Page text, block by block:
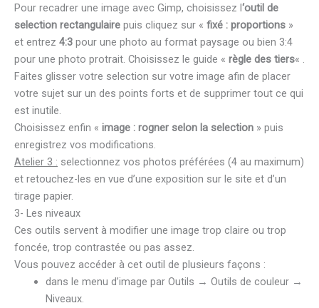
Pour recadrer une image avec Gimp, choisissez l‘outil de
selection rectangulaire puis cliquez sur « fixé : proportions »
et entrez 4:3 pour une photo au format paysage ou bien 3:4
pour une photo protrait. Choisissez le guide « règle des tiers« .
Faites glisser votre selection sur votre image afin de placer
votre sujet sur un des points forts et de supprimer tout ce qui
est inutile.
Choisissez enfin « image : rogner selon la selection » puis
enregistrez vos modifications.
Atelier 3 : selectionnez vos photos préférées (4 au maximum)
et retouchez-les en vue d’une exposition sur le site et d’un
tirage papier.
3- Les niveaux
Ces outils servent à modifier une image trop claire ou trop
foncée, trop contrastée ou pas assez.
Vous pouvez accéder à cet outil de plusieurs façons :
dans le menu d’image par Outils → Outils de couleur →
Niveaux.